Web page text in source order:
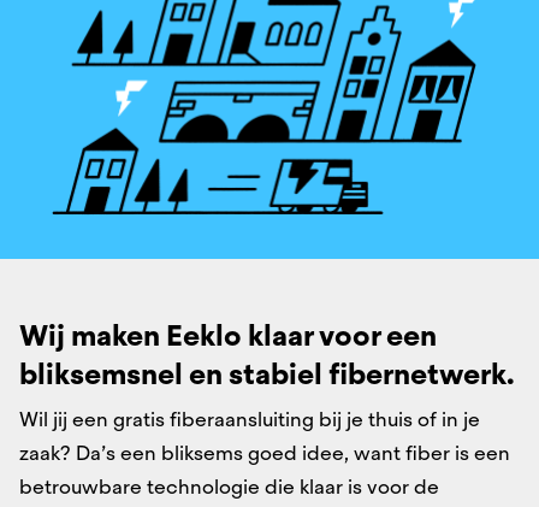
Wij maken Eeklo klaar voor een
bliksemsnel ​en stabiel fibernetwerk.​
Wil jij een gratis fiberaansluiting bij je thuis of in je
zaak? Da’s een bliksems goed idee, want fiber is een
betrouwbare technologie die klaar is voor de